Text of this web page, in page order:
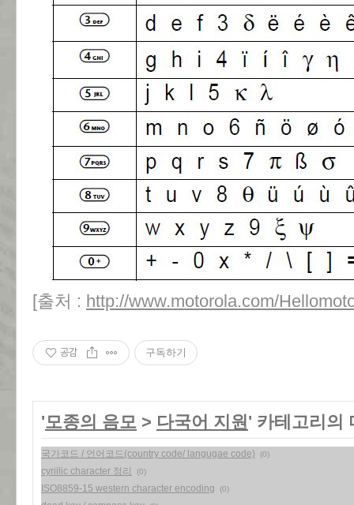
[출처 : http://www.motorola.com/
공감 구독하기
'모종의 음모 > 다국어 지원' 카테고리의
국가코드 / 언어코드(country code/ langugae code) (0)
cyriilic character 정리 (0)
ISO8859-15 western character encoding (0)